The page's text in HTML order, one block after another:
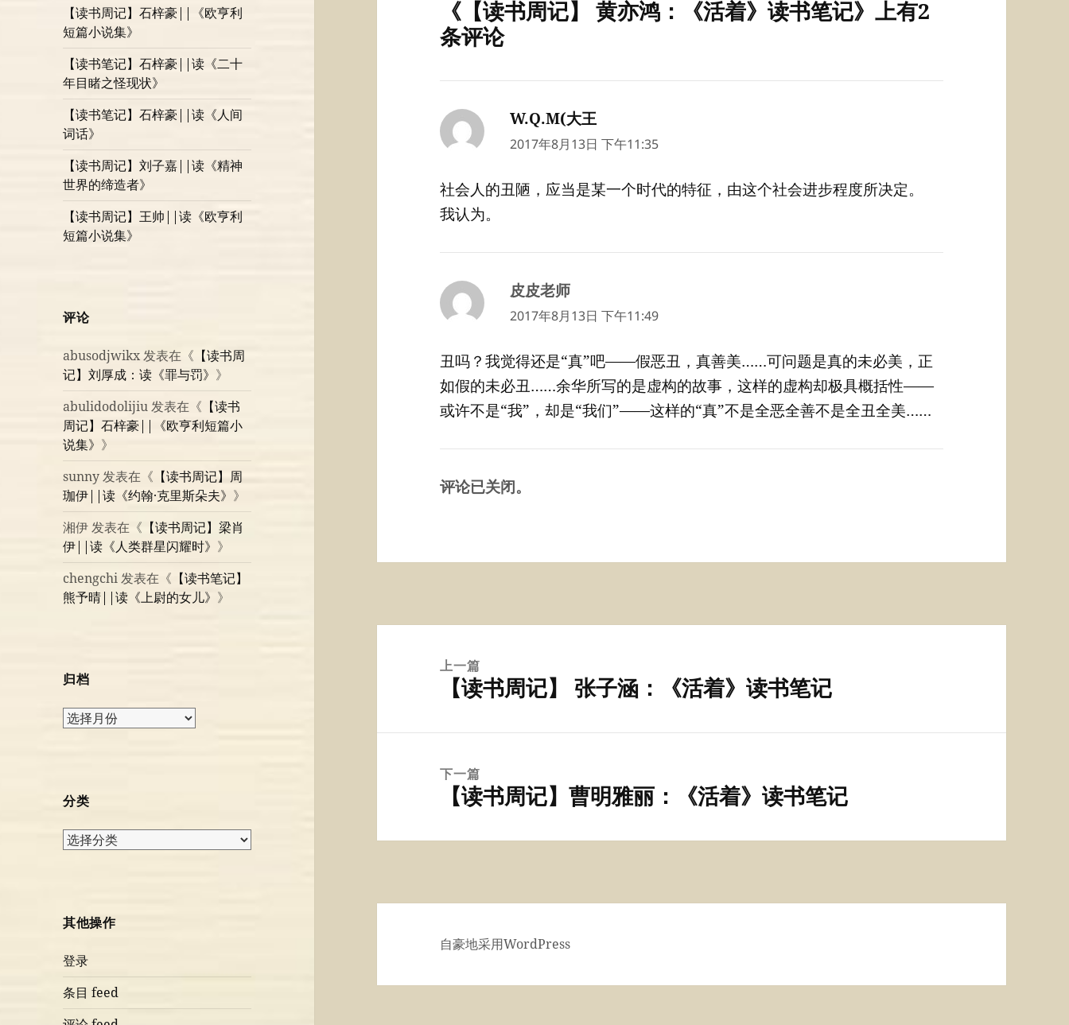
【读书周记】石梓豪||《欧亨利
短篇小说集》
【读书笔记】石梓豪||读《二十
年目睹之怪现状》
【读书笔记】石梓豪||读《人间
词话》
【读书周记】刘子嘉||读《精神
世界的缔造者》
【读书周记】王帅||读《欧亨利
短篇小说集》
评论
abusodjwikx发表在《 【读书周
记】刘厚成：读《罪与罚》 》
abulidodolijiu发表在《 【读书
周记】石梓豪||《欧亨利短篇小
说集》 》
sunny发表在《 【读书周记】周
珈伊||读《约翰·克里斯朵夫》 》
湘伊发表在《 【读书周记】梁肖
伊||读《人类群星闪耀时》 》
chengchi发表在《 【读书笔记】
熊予晴||读《上尉的女儿》 》
归档
归
分类
分
其他操作
登录
条目 feed
《【读书周记】 黄亦鸿：《活着》读书笔记》上有2
条评论
W.Q.M(大王
道：
2017年8月13日 下午11:35
社会人的丑陋，应当是某一个时代的特征，由这个社会进步程度所决定。
我认为。
皮皮老师
道：
2017年8月13日 下午11:49
丑吗？我觉得还是“真”吧——假恶丑，真善美……可问题是真的未必美，正
如假的未必丑……余华所写的是虚构的故事，这样的虚构却极具概括性——
或许不是“我”，却是“我们”——这样的“真”不是全恶全善不是全丑全美……
评论已关闭。
上一篇
文
【读书周记】 张子涵：《活着》读书笔记
下一篇
文
【读书周记】曹明雅丽：《活着》读书笔记
自豪地采用WordPress